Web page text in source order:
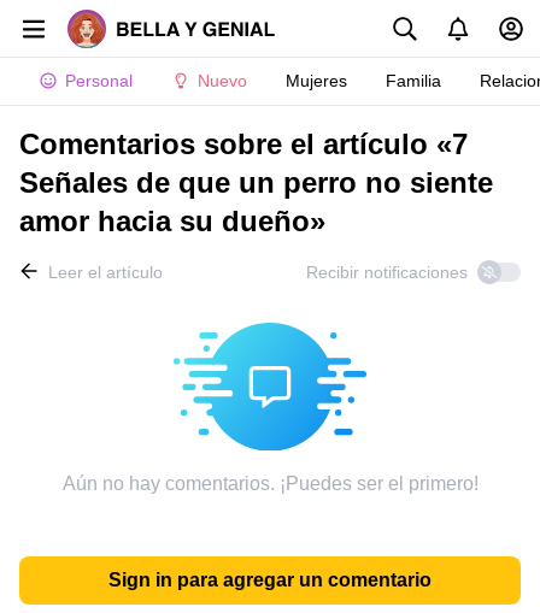
Personal Nuevo Mujeres Familia
Comentarios sobre el artículo «7
Señales de que un perro no siente
amor hacia su dueño»
Leer el artículo Recibir notificaciones
Aún no hay comentarios. ¡Puedes ser el primero!
Sign in para agregar un comentario